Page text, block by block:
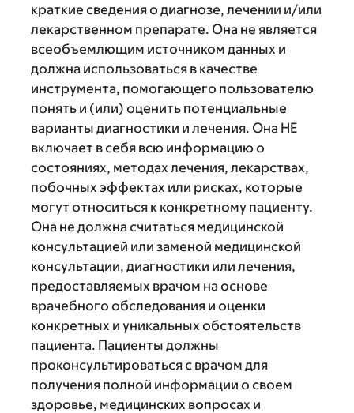
краткие сведения о диагнозе, лечении и/или
лекарственном препарате. Она не является
всеобъемлющим источником данных и
должна использоваться в качестве
инструмента, помогающего пользователю
понять и (или) оценить потенциальные
варианты диагностики и лечения. Она НЕ
включает в себя всю информацию о
состояниях, методах лечения, лекарствах,
побочных эффектах или рисках, которые
могут относиться к конкретному пациенту.
Она не должна считаться медицинской
консультацией или заменой медицинской
консультации, диагностики или лечения,
предоставляемых врачом на основе
врачебного обследования и оценки
конкретных и уникальных обстоятельств
пациента. Пациенты должны
проконсультироваться с врачом для
получения полной информации о своем
здоровье, медицинских вопросах и